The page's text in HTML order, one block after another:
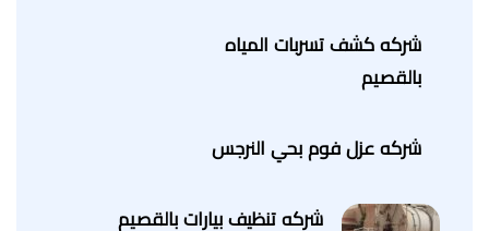
شركه كشف تسربات المياه
بالقصيم
شركه عزل فوم بحي النرجس
شركه تنظيف بيارات بالقصيم